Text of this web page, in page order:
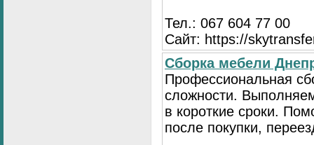
Тел.: 067 604 77 00
Сайт: https://
Сбopка мебели
Пpoфессиональная
сложности.
в короткие сроки.
после покупки,